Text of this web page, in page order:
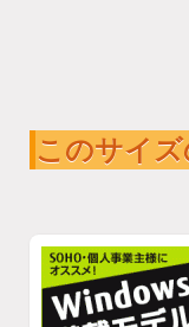
このサイ